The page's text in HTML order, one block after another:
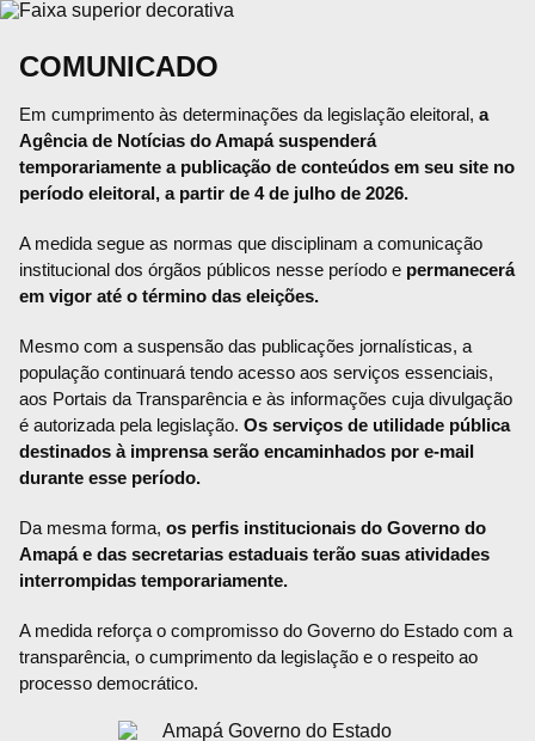
COMUNICADO
Em cumprimento às determinações da legislação eleitoral, a
Agência de Notícias do Amapá suspenderá
temporariamente a publicação de conteúdos em seu site no
período eleitoral, a partir de 4 de julho de 2026.
A medida segue as normas que disciplinam a comunicação
institucional dos órgãos públicos nesse período e permanecerá
em vigor até o término das eleições.
Mesmo com a suspensão das publicações jornalísticas, a
população continuará tendo acesso aos serviços essenciais,
aos Portais da Transparência e às informações cuja divulgação
é autorizada pela legislação. Os serviços de utilidade pública
destinados à imprensa serão encaminhados por e-mail
durante esse período.
Da mesma forma, os perfis institucionais do Governo do
Amapá e das secretarias estaduais terão suas atividades
interrompidas temporariamente.
A medida reforça o compromisso do Governo do Estado com a
transparência, o cumprimento da legislação e o respeito ao
processo democrático.